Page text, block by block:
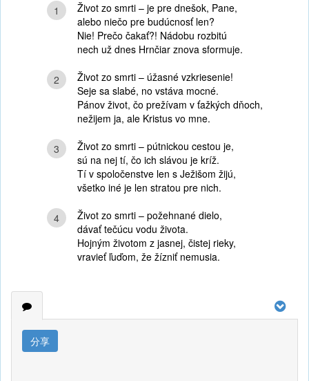
1
Život zo smrti – je pre dnešok, Pane,
alebo niečo pre budúcnosť len?
Nie! Prečo čakať?! Nádobu rozbitú
nech už dnes Hrnčiar znova sformuje.
2
Život zo smrti – úžasné vzkriesenie!
Seje sa slabé, no vstáva mocné.
Pánov život, čo prežívam v ťažkých dňoch,
nežijem ja, ale Kristus vo mne.
3
Život zo smrti – pútnickou cestou je,
sú na nej tí, čo ich slávou je kríž.
Tí v spoločenstve len s Ježišom žijú,
všetko iné je len stratou pre nich.
4
Život zo smrti – požehnané dielo,
dávať tečúcu vodu života.
Hojným životom z jasnej, čistej rieky,
vravieť ľuďom, že žízniť nemusia.
分享